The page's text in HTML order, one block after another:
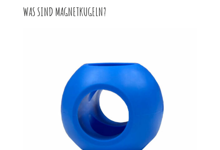
WAS SIND MAGNETKUGELN?